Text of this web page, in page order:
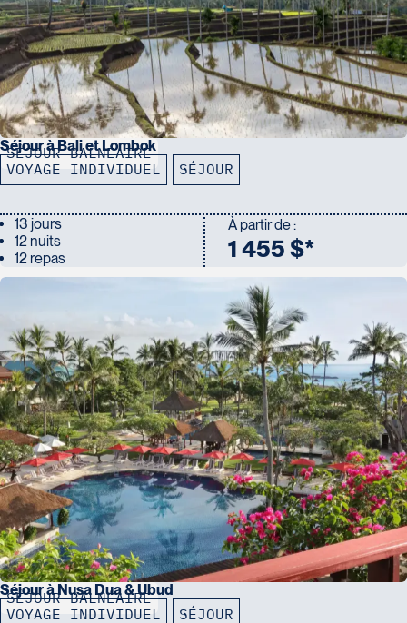
SÉJOUR BALNÉAIRE
Séjour à Bali et Lombok
VOYAGE INDIVIDUEL SÉJOUR
13 jours
12 nuits
12 repas
À partir de :
1 455 $*
SÉJOUR BALNÉAIRE
Séjour à Nusa Dua & Ubud
VOYAGE INDIVIDUEL SÉJOUR